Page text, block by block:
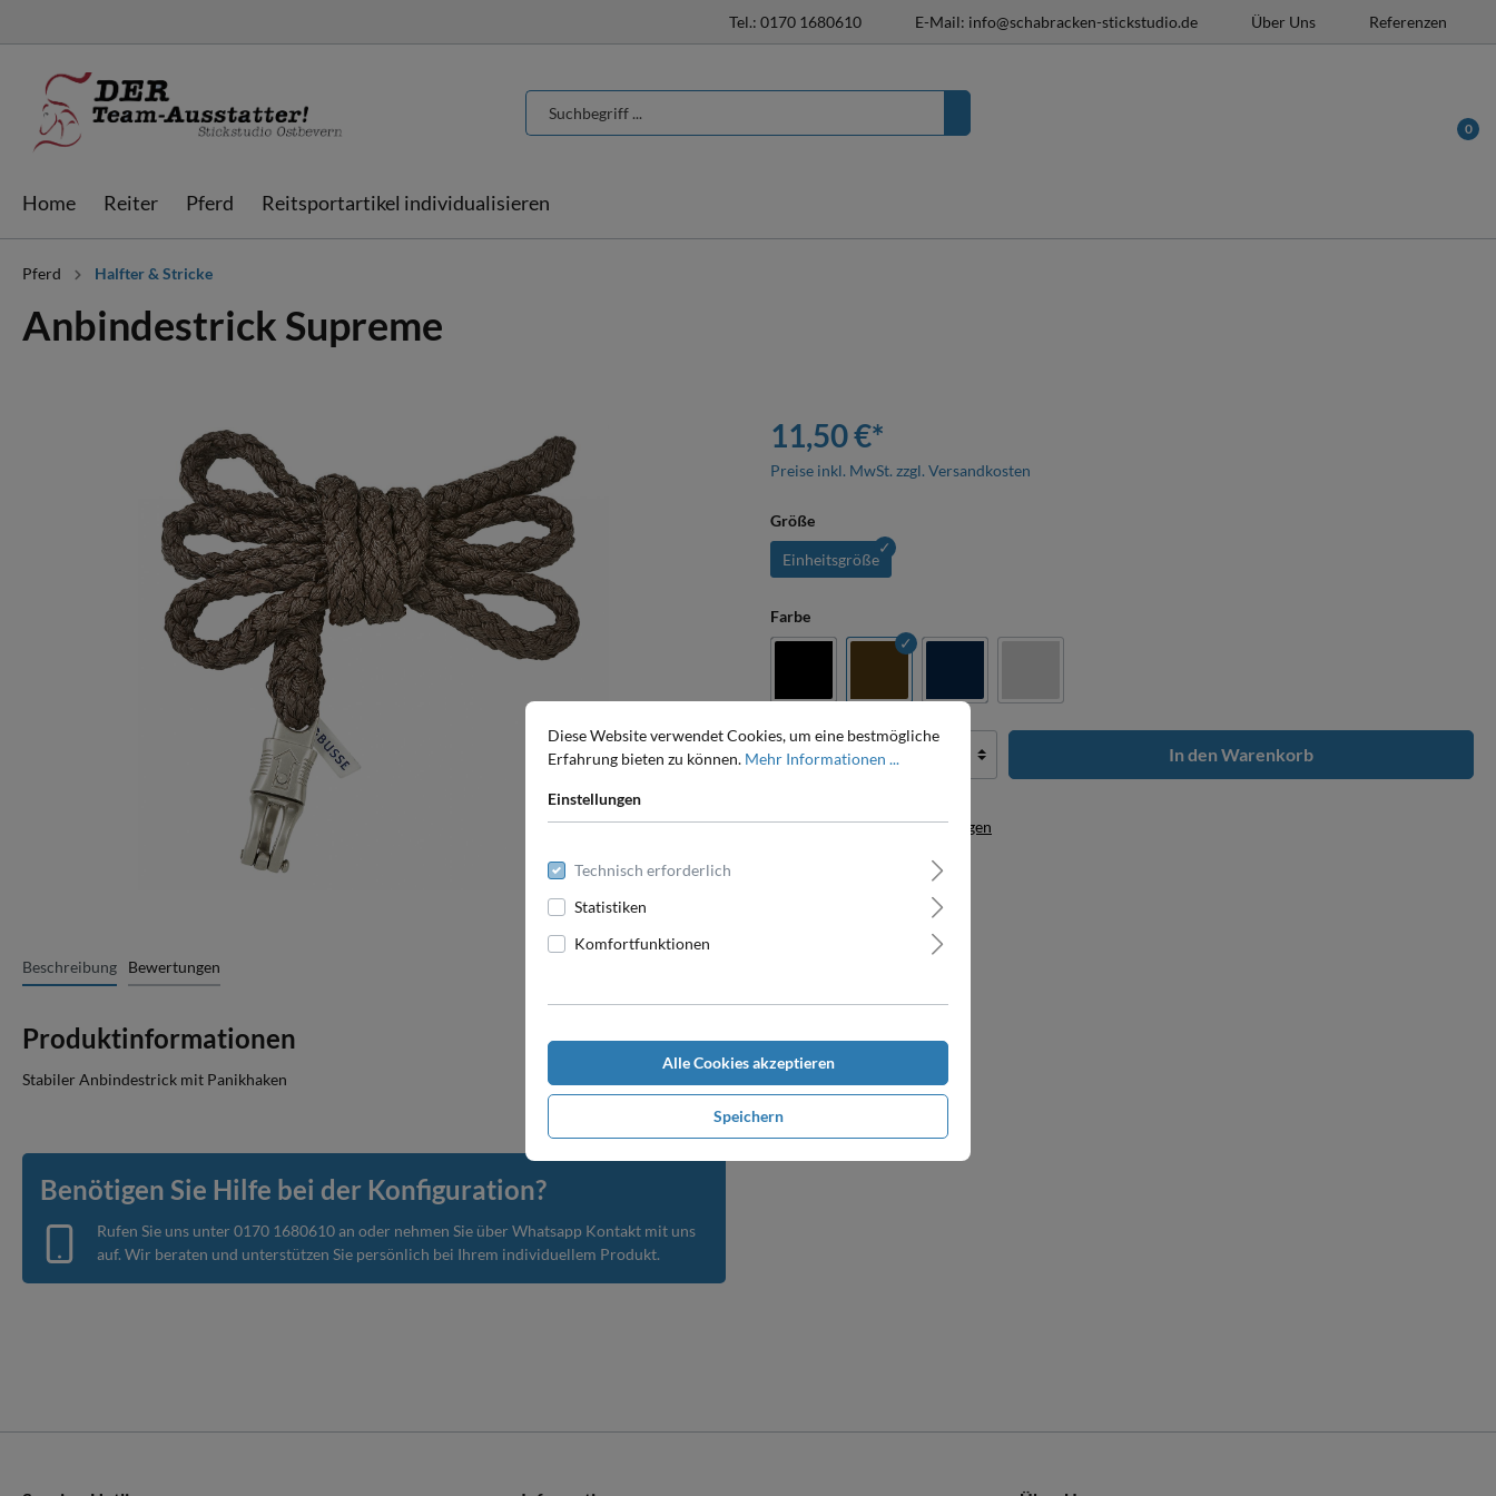
Tel.: 0170 1680610 E-Mail: info@schabracken-stickstudio.de Über Uns Referenzen
0
Home Reiter Pferd Reitsportartikel individualisieren
Jacken & Westen
Hoodies
Schabracken
Streichkappen
Schabracken
individualisieren
individualisieren
Pferd Halfter & Stricke
Anbindestrick Supreme
Beschreibung Bewertungen
Produktinformationen
Stabiler Anbindestrick mit Panikhaken
Benötigen Sie Hilfe bei der Konfiguration?
Rufen Sie uns unter 0170 1680610an oder nehmen Sie über Whatsapp Kontakt mit uns
auf. Wir beraten und unterstützen Sie persönlich bei Ihrem individuellem Produkt.
11,50 €*
Preise inkl. MwSt. zzgl. Versandkosten
Größe
Einheitsgröße
Farbe
In den Warenkorb
Zum Merkzettel hinzufügen
Diese Website verwendet Cookies, um eine bestmögliche
Erfahrung bieten zu können. Mehr Informationen ...
Einstellungen
Technisch erforderlich
Statistiken
Komfortfunktionen
Alle Cookies akzeptieren
Speichern